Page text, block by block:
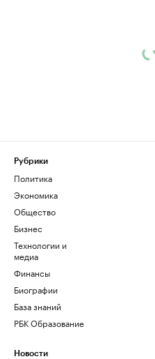
Рубрики
Политика
Экономика
Общество
Бизнес
Технологии и
медиа
Финансы
Биографии
База знаний
РБК Образование
Новости